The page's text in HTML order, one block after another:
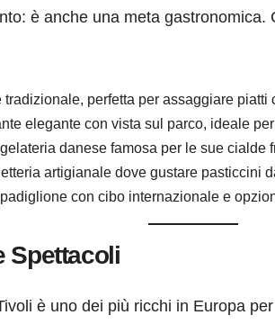
è anche una meta gastronomica.
perfetta per assaggiare piatti
elegante con vista sul parco, ideale
danese famosa per le sue cialde
artigianale dove gustare pasticcini
padiglione con cibo internazionale e
Spettacoli
è uno dei più ricchi in Europa